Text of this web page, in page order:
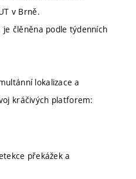
v Brně.
je člěněna podle týdenních
lokalizace a
kráčivých platforem:
překážek a